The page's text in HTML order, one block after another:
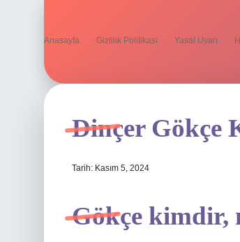
Anasayfa Gizlilik Politikası Yasal Uyarı
Dinçer Gökçe
Tarih: Kasım 5, 2024
Gökçe kimdir,